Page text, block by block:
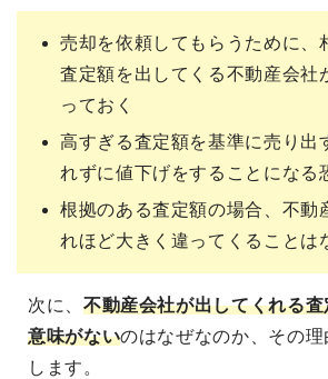
売却を依頼してもらうために、
査定額を出してくる不動産会社
っておく
高すぎる査定額を基準に売り出
れずに値下げをすることになる
根拠のある査定額の場合、不動
れほど大きく違ってくることは
次に、 不動産会社が出してくれる査
意味がないのはなぜなのか、その理
します。